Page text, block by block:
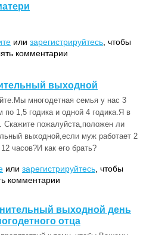
или зарегистрируйтесь , чтобы
комментарии
выходной
многодетная семья у нас 3
по 1,5 годика и одной 4 годика.Я в
Скажите пожалуйста,положен ли
выходной,если муж работает 2
часов?И как его брать?
или зарегистрируйтесь , чтобы
комментарии
выходной день
отца